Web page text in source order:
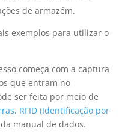
de armazém.
exemplos para utilizar o
começa com a captura
que entram no
ser feita por meio de
RFID (Identificação por
manual de dados.